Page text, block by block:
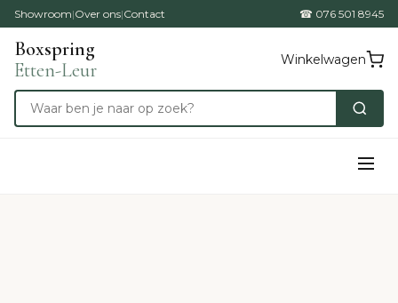
Showroom|Over ons|Contact ☎ 076 501 8945
Boxspring
Etten-Leur
Winkelwagen